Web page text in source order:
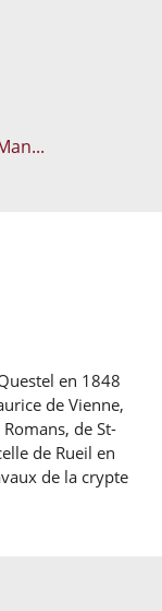
en 1848
de Vienne,
de St-
de Rueil en
de la crypte